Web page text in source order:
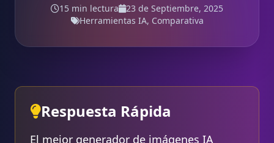
15 min lectura
23 de Septiembre, 2025
Herramientas IA, Comparativa
Respuesta Rápida
El mejor generador de imágenes IA